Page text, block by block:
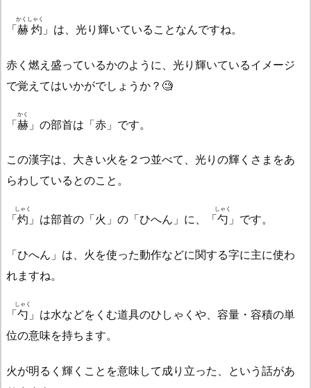
「赫灼
かくしゃく
」は、光り輝いていることなんですね。
赤く燃え盛っているかのように、光り輝いているイメージ
で覚えてはいかがでしょうか？🧐
「赫
かく
」の部首は「赤」です。
この漢字は、大きい火を２つ並べて、光りの輝くさまをあ
らわしているとのこと。
「灼
しゃく
」は部首の「火」の「ひへん」に、「勺
しゃく
」です。
「ひへん」は、火を使った動作などに関する字に主に使わ
れますね。
「勺
しゃく
」は水などをくむ道具のひしゃくや、容量・容積の単
位の意味を持ちます。
火が明るく輝くことを意味して成り立った、という話があ